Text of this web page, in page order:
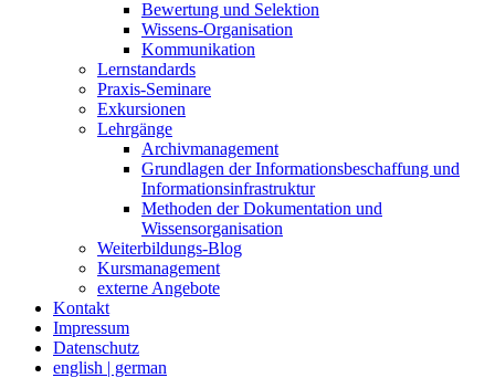
Bewertung und Selektion
Wissens-Organisation
Kommunikation
Lernstandards
Praxis-Seminare
Exkursionen
Lehrgänge
Archivmanagement
Grundlagen der Informationsbeschaffung und
Informationsinfrastruktur
Methoden der Dokumentation und
Wissensorganisation
Weiterbildungs-Blog
Kursmanagement
externe Angebote
Kontakt
Impressum
Datenschutz
english | german